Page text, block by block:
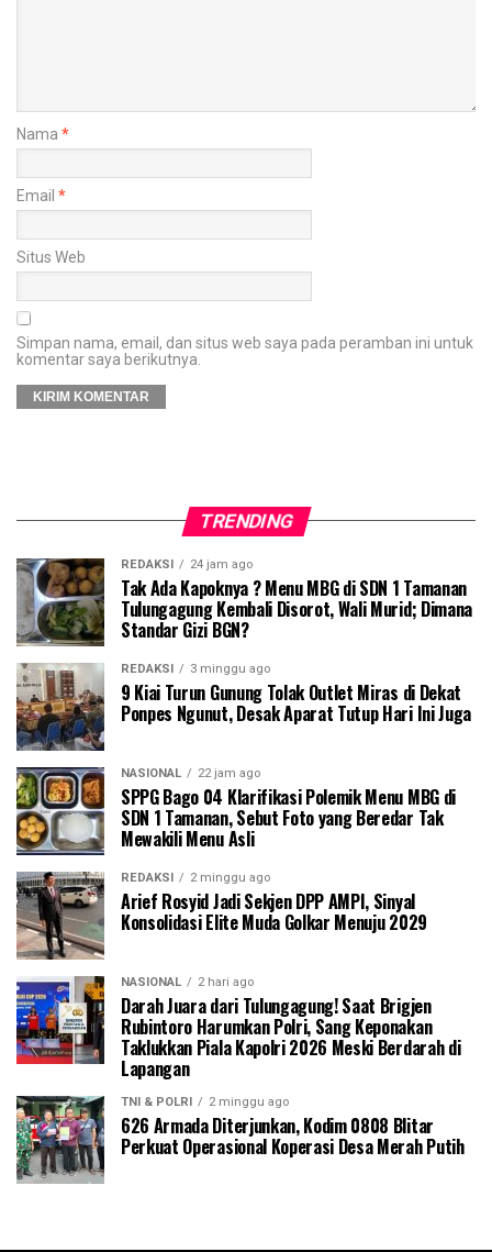
Nama *
Email *
Situs Web
Simpan nama, email, dan situs web saya pada peramban ini untuk
komentar saya berikutnya.
TRENDING
REDAKSI 24 jam ago
Tak Ada Kapoknya ? Menu MBG di SDN 1 Tamanan
Tulungagung Kembali Disorot, Wali Murid; Dimana
Standar Gizi BGN?
REDAKSI 3 minggu ago
9 Kiai Turun Gunung Tolak Outlet Miras di Dekat
Ponpes Ngunut, Desak Aparat Tutup Hari Ini Juga
NASIONAL 22 jam ago
SPPG Bago 04 Klarifikasi Polemik Menu MBG di
SDN 1 Tamanan, Sebut Foto yang Beredar Tak
Mewakili Menu Asli
REDAKSI 2 minggu ago
Arief Rosyid Jadi Sekjen DPP AMPI, Sinyal
Konsolidasi Elite Muda Golkar Menuju 2029
NASIONAL 2 hari ago
Darah Juara dari Tulungagung! Saat Brigjen
Rubintoro Harumkan Polri, Sang Keponakan
Taklukkan Piala Kapolri 2026 Meski Berdarah di
Lapangan
TNI & POLRI 2 minggu ago
626 Armada Diterjunkan, Kodim 0808 Blitar
Perkuat Operasional Koperasi Desa Merah Putih